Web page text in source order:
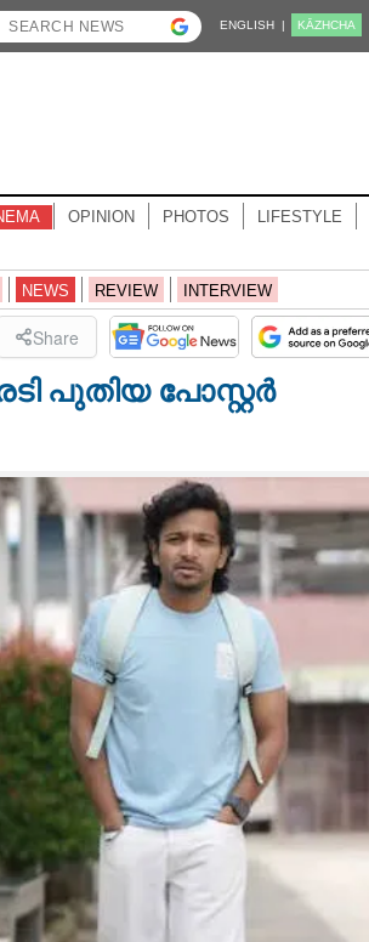
ENGLISH | KĀZHCHA
OPINION PHOTOS LIFESTYLE
NEWS REVIEW INTERVIEW
Share
പുതിയ പോസ്റ്റർ